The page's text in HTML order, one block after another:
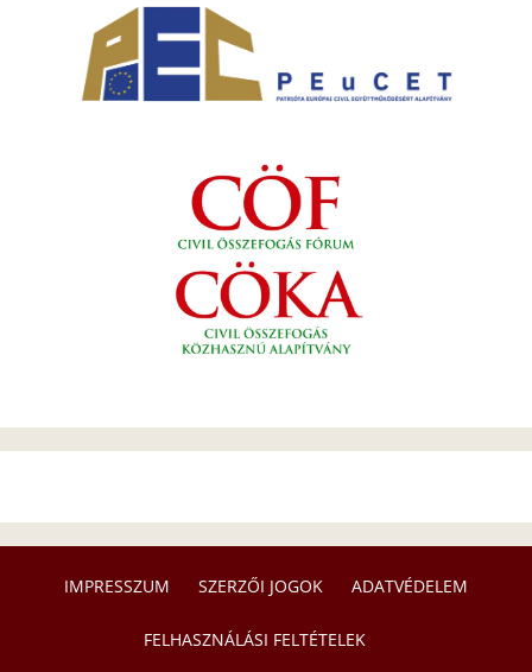
IMPRESSZUM SZERZŐI JOGOK ADATVÉDELEM
FELHASZNÁLÁSI FELTÉTELEK